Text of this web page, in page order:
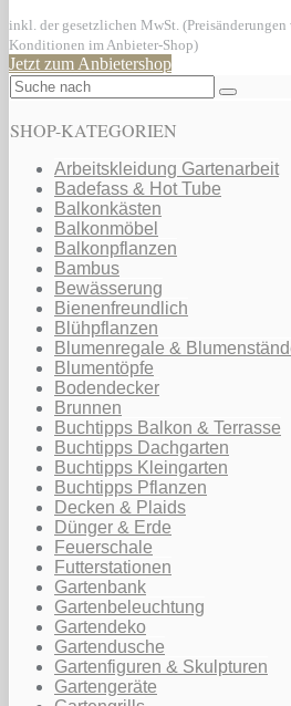
inkl. der gesetzlichen MwSt.
Konditionen im Anbieter-Shop)
Jetzt zum Anbietershop
SHOP-KATEGORIEN
Arbeitskleidung Gartenarbeit
Badefass & Hot Tube
Balkonkästen
Balkonmöbel
Balkonpflanzen
Bambus
Bewässerung
Bienenfreundlich
Blühpflanzen
Blumenregale &
Blumentöpfe
Bodendecker
Brunnen
Buchtipps Balkon & Terrasse
Buchtipps Dachgarten
Buchtipps Kleingarten
Buchtipps Pflanzen
Decken & Plaids
Dünger & Erde
Feuerschale
Futterstationen
Gartenbank
Gartenbeleuchtung
Gartendeko
Gartendusche
Gartenfiguren & Skulpturen
Gartengeräte